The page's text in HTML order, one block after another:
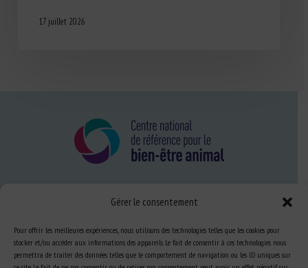
Gérer le consentement
Pour offrir les meilleures expériences, nous utilisons des technologies telles que les cookies pour
stocker et/ou accéder aux informations des appareils. Le fait de consentir à ces technologies nous
permettra de traiter des données telles que le comportement de navigation ou les ID uniques sur
17 juillet 2026
Nous connaître
FAQ